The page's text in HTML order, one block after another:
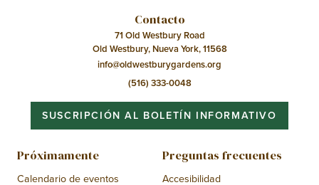
Contacto
71 Old Westbury Road
Old Westbury, Nueva York, 11568
info@oldwestburygardens.org
(516) 333-0048
SUSCRIPCIÓN AL BOLETÍN INFORMATIVO
Próximamente
Calendario de eventos
Preguntas frecuentes
Accesibilidad